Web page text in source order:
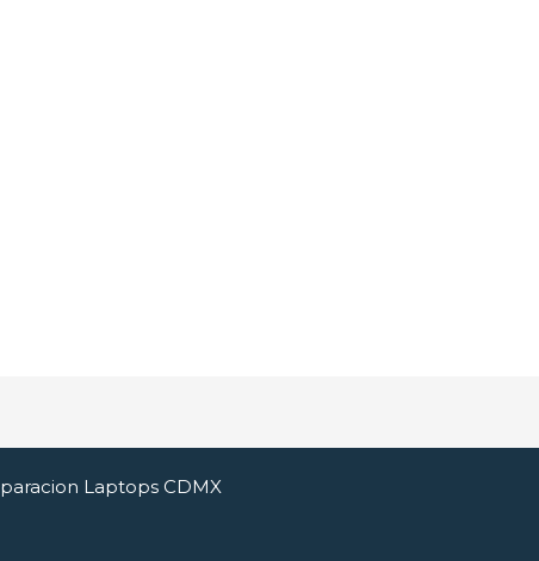
Laptops CDMX